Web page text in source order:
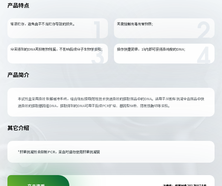
产品特点
常温贮存，避免由于不当贮存导致的损失。 1 无需接触有毒有害物质； 2
分离得到的DNA无抑制物残留，不影响后续分子生物学实验；
3 操作快捷简便，1h内即可获得高纯度的DNA； 4
产品简介
本试剂盒采用高效裂解缓冲系统，结合硅胶膜吸附柱技术快速高效的提取样品中的DNA。适用于从新鲜抗凝全血样品中快
速高效的提取基因组DNA，提取得到的DNA可用于后续PCR扩增、基因型分析、限制性酶切等实验。
其它介绍
*肝素抗凝剂会抑制PCR，采血时请勿使用肝素抗凝管